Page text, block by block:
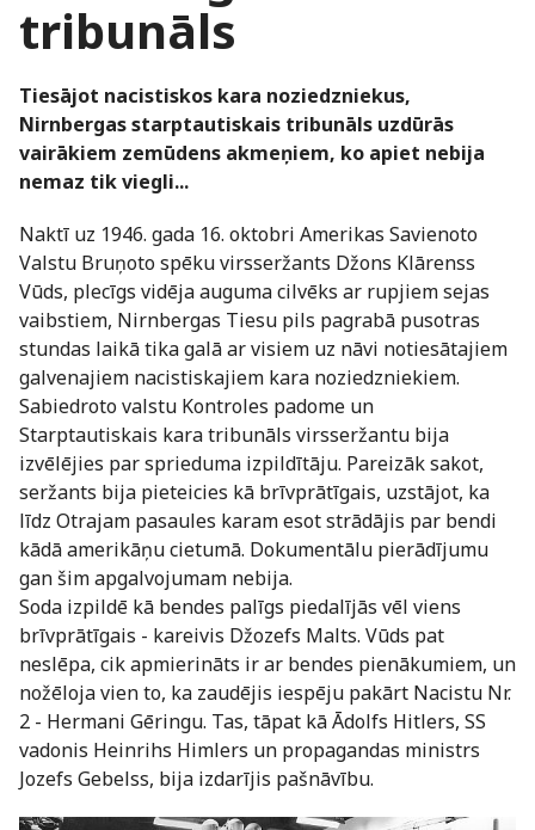
tribunāls
Tiesājot nacistiskos kara noziedzniekus,
Nirnbergas starptautiskais tribunāls uzdūrās
vairākiem zemūdens akmeņiem, ko apiet nebija
nemaz tik viegli...
Naktī uz 1946. gada 16. oktobri Amerikas Savienoto
Valstu Bruņoto spēku virsseržants Džons Klārenss
Vūds, plecīgs vidēja auguma cilvēks ar rupjiem sejas
vaibstiem, Nirnbergas Tiesu pils pagrabā pusotras
stundas laikā tika galā ar visiem uz nāvi notiesātajiem
galvenajiem nacistiskajiem kara noziedzniekiem.
Sabiedroto valstu Kontroles padome un
Starptautiskais kara tribunāls virsseržantu bija
izvēlējies par sprieduma izpildītāju. Pareizāk sakot,
seržants bija pieteicies kā brīvprātīgais, uzstājot, ka
līdz Otrajam pasaules karam esot strādājis par bendi
kādā amerikāņu cietumā. Dokumentālu pierādījumu
gan šim apgalvojumam nebija.
Soda izpildē kā bendes palīgs piedalījās vēl viens
brīvprātīgais - kareivis Džozefs Malts. Vūds pat
neslēpa, cik apmierināts ir ar bendes pienākumiem, un
nožēloja vien to, ka zaudējis iespēju pakārt Nacistu Nr.
2 - Hermani Gēringu. Tas, tāpat kā Ādolfs Hitlers, SS
vadonis Heinrihs Himlers un propagandas ministrs
Jozefs Gebelss, bija izdarījis pašnāvību.